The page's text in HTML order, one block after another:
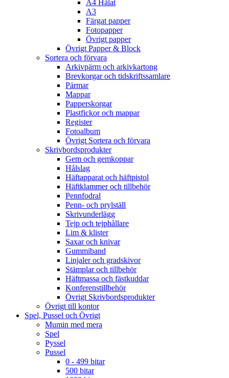
A4 Hålat
A3
Färgat papper
Fotopapper
Övrigt papper
Övrigt Papper & Block
Sortera och förvara
Arkivpärm och arkivkartong
Brevkorgar och tidskriftssamlare
Pärmar
Mappar
Papperskorgar
Plastfickor och mappar
Register
Fotoalbum
Övrigt Sortera och förvara
Skrivbordsprodukter
Gem och gemkoppar
Hålslag
Häftapparat och häftpistol
Häftklammer och tillbehör
Pennfodral
Penn- och prylställ
Skrivunderlägg
Tejp och tejphållare
Lim & klister
Saxar och knivar
Gummiband
Linjaler och gradskivor
Stämplar och tillbehör
Häftmassa och fästkuddar
Konferenstillbehör
Övrigt Skrivbordsprodukter
Övrigt till kontor
Spel, Pussel och Övrigt
Mumin med mera
Spel
Pyssel
Pussel
0 - 499 bitar
500 bitar